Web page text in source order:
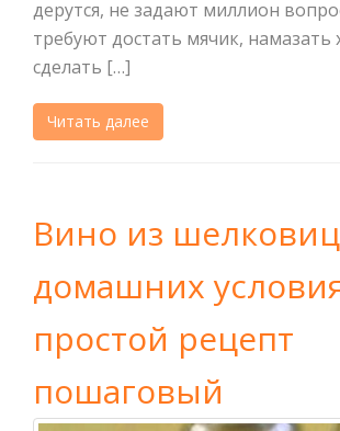
дерутся, не задают миллион
требуют достать мячик, намазать
сделать […]
Читать далее
Вино из
домашних
простой рецепт
пошаговый